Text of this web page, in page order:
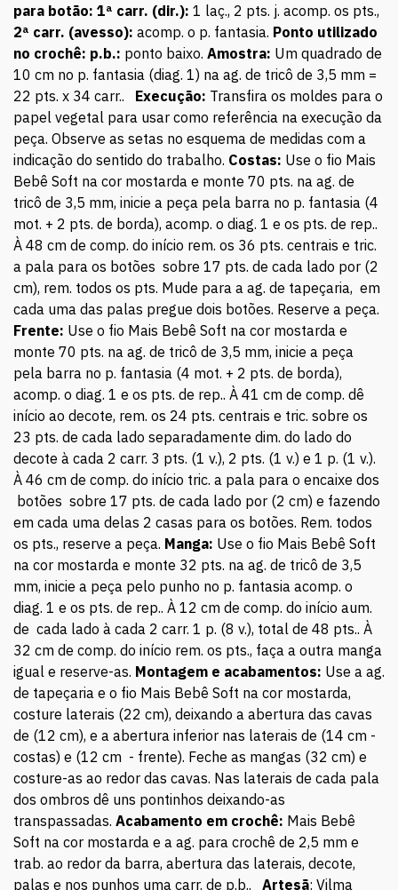
para botão: 1ª carr. (dir.): 1 laç., 2 pts. j. acomp. os pts.,
2ª carr. (avesso): acomp. o p. fantasia. Ponto utilizado
no crochê: p.b.: ponto baixo. Amostra: Um quadrado de
10 cm no p. fantasia (diag. 1) na ag. de tricô de 3,5 mm =
22 pts. x 34 carr..
Execução: Transfira os moldes para o
papel vegetal para usar como referência na execução da
peça. Observe as setas no esquema de medidas com a
indicação do sentido do trabalho. Costas: Use o fio Mais
Bebê Soft na cor mostarda e monte 70 pts. na ag. de
tricô de 3,5 mm, inicie a peça pela barra no p. fantasia (4
mot. + 2 pts. de borda), acomp. o diag. 1 e os pts. de rep..
À 48 cm de comp. do início rem. os 36 pts. centrais e tric.
a pala para os botões sobre 17 pts. de cada lado por (2
cm), rem. todos os pts. Mude para a ag. de tapeçaria, em
cada uma das palas pregue dois botões. Reserve a peça.
Frente: Use o fio Mais Bebê Soft na cor mostarda e
monte 70 pts. na ag. de tricô de 3,5 mm, inicie a peça
pela barra no p. fantasia (4 mot. + 2 pts. de borda),
acomp. o diag. 1 e os pts. de rep.. À 41 cm de comp. dê
início ao decote, rem. os 24 pts. centrais e tric. sobre os
23 pts. de cada lado separadamente dim. do lado do
decote à cada 2 carr. 3 pts. (1 v.), 2 pts. (1 v.) e 1 p. (1 v.).
À 46 cm de comp. do início tric. a pala para o encaixe dos
botões sobre 17 pts. de cada lado por (2 cm) e fazendo
em cada uma delas 2 casas para os botões. Rem. todos
os pts., reserve a peça. Manga: Use o fio Mais Bebê Soft
na cor mostarda e monte 32 pts. na ag. de tricô de 3,5
mm, inicie a peça pelo punho no p. fantasia acomp. o
diag. 1 e os pts. de rep.. À 12 cm de comp. do início aum.
de cada lado à cada 2 carr. 1 p. (8 v.), total de 48 pts.. À
32 cm de comp. do início rem. os pts., faça a outra manga
igual e reserve-as. Montagem e acabamentos: Use a ag.
de tapeçaria e o fio Mais Bebê Soft na cor mostarda,
costure laterais (22 cm), deixando a abertura das cavas
de (12 cm), e a abertura inferior nas laterais de (14 cm -
costas) e (12 cm - frente). Feche as mangas (32 cm) e
costure-as ao redor das cavas. Nas laterais de cada pala
dos ombros dê uns pontinhos deixando-as
transpassadas. Acabamento em crochê: Mais Bebê
Soft na cor mostarda e a ag. para crochê de 2,5 mm e
trab. ao redor da barra, abertura das laterais, decote,
palas e nos punhos uma carr. de p.b.. Artesã: Vilma